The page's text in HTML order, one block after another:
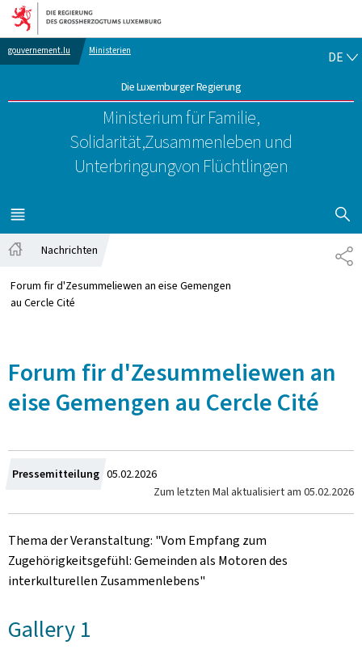
Zur Hauptnavigation
Zum Inhalt
gouvernement.lu Ministerien
Die Luxemburger Regierung
Ministerium für Familie,
Solidarität,Zusammenleben und
Unterbringungvon Flüchtlingen
DE
MENÜ
HAUPT-
Nachrichten
Forum fir d'Zesummeliewen an eise Gemengen
au Cercle Cité
Forum fir d'Zesummeliewen an
eise Gemengen au Cercle Cité
Pressemitteilung Zum
05.02.2026
Zum letzten Mal aktualisiert am 05.02.2026
Thema der Veranstaltung: "Vom Empfang zum
Zugehörigkeitsgefühl: Gemeinden als Motoren des
interkulturellen Zusammenlebens"
Gallery 1